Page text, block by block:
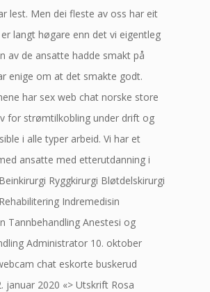
lest. Men dei fleste av oss har eit
langt høgare enn det vi eigentleg
av de ansatte hadde smakt på
enige om at det smakte godt.
har sex web chat norske store
for strømtilkobling under drift og
i alle typer arbeid. Vi har et
ansatte med etterutdanning i
Ryggkirurgi Bløtdelskirurgi
Indremedisin
Tannbehandling Anestesi og
Administrator 10. oktober
chat eskorte buskerud
januar 2020 «> Utskrift Rosa